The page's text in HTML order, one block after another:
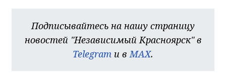
Подписывайтесь на нашу страницу
новостей "Независимый Красноярск" в
Telegram и вMAX.